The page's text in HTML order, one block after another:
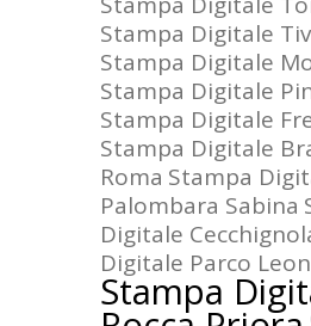
Stampa Digitale
Stampa Digitale
Stampa Digitale
Stampa Digitale
Stampa Digitale
Roma Stampa
Palombara Sabina
Digitale
Digitale Parco
Stampa